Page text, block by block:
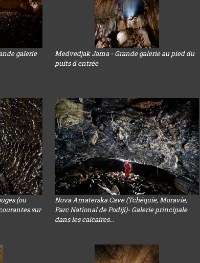
galerie
Medvedjak Jama - Grande galerie au pied du
puits d'entrée
(ou
sur
Nova Amaterska Cave (Tchéquie, Moravie,
Parc National de Podiji)- Galerie principale
dans les calcaires...